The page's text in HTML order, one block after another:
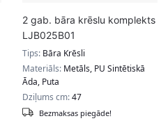
2 gab. bāra krēslu komplekts
LJB025B01
Tips: Bāra Krēsli
Materiāls: Metāls, PU Sintētiskā
Āda, Puta
Dziļums cm:47
Bezmaksas piegāde!